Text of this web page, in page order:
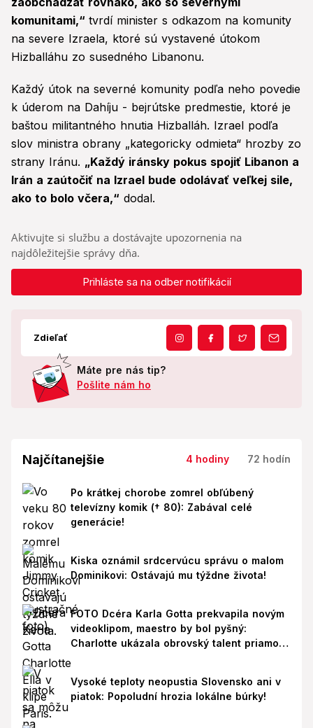
komunitami,“ tvrdí minister s odkazom na komunity
na severe Izraela, ktoré sú vystavené útokom
Hizballáhu zo susedného Libanonu.
Každý útok na severné komunity podľa neho povedie
k úderom na Dahíju - bejrútske predmestie, ktoré je
baštou militantného hnutia Hizballáh. Izrael podľa
slov ministra obrany „kategoricky odmieta“ hrozby zo
strany Iránu. „Každý iránsky pokus spojiť Libanon a
Irán a zaútočiť na Izrael bude odolávať veľkej sile,
ako to bolo včera,“ dodal.
Aktivujte si službu a dostávajte upozornenia na
najdôležitejšie správy dňa.
Prihláste sa na odber notifikácií
Zdieľať
Máte pre nás tip?
Pošlite nám ho
Najčítanejšie 4 hodiny 72 hodín
Po krátkej chorobe zomrel obľúbený
televízny komik († 80): Zabával celé
generácie!
Kiska oznámil srdcervúcu správu o malom
Dominikovi: Ostávajú mu týždne života!
FOTO Dcéra Karla Gotta prekvapila novým
videoklipom, maestro by bol pyšný:
Charlotte ukázala obrovský talent priamo v
Vysoké teploty neopustia Slovensko ani v
piatok: Popoludní hrozia lokálne búrky!